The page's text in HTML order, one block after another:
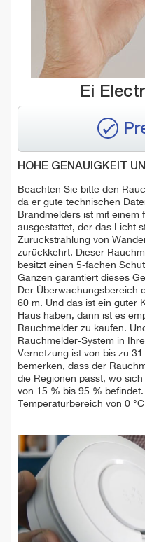
Ei
HOHE GENAUIGKEIT
Beachten Sie bitte den
da er gute technischen
Brandmelders ist mit einem
ausgestattet, der das Licht
Zurückstrahlung von
zurückkehrt. Dieser
besitzt einen 5-fachen
Ganzen garantiert dieses
Der Überwachungsbereich
60 m. Und das ist ein guter
Haus haben, dann ist es
Rauchmelder zu kaufen.
Rauchmelder-System in
Vernetzung ist von bis zu
bemerken, dass der
die Regionen passt, wo
von 15 % bis 95 %
Temperaturbereich von 0